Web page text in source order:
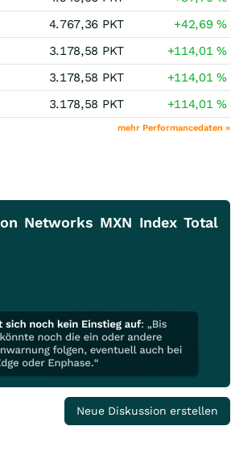
4.767,36 PKT +42,69%
3.178,58 PKT +114,01%
3.178,58 PKT +114,01%
3.178,58 PKT +114,01%
mehr Performancedaten »
Networks MXN Index Total
Neue Diskussion erstellen